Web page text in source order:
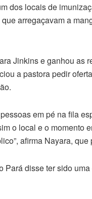
dos locais de
arregaçavam a
Jinkins e ganhou as
a pastora pedir
em pé na fila
o local e o momento
afirma Nayara,
Pará disse ter sido